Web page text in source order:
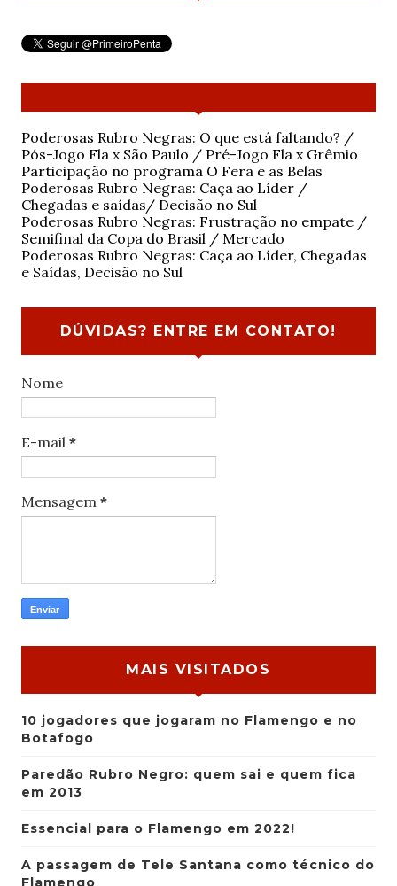
Poderosas Rubro Negras: O que está faltando? /
Pós-Jogo Fla x São Paulo / Pré-Jogo Fla x Grêmio
Participação no programa O Fera e as Belas
Poderosas Rubro Negras: Caça ao Líder /
Chegadas e saídas/ Decisão no Sul
Poderosas Rubro Negras: Frustração no empate /
Semifinal da Copa do Brasil / Mercado
Poderosas Rubro Negras: Caça ao Líder, Chegadas
e Saídas, Decisão no Sul
DÚVIDAS? ENTRE EM CONTATO!
Nome
E-mail *
Mensagem *
MAIS VISITADOS
10 jogadores que jogaram no Flamengo e no
Botafogo
Paredão Rubro Negro: quem sai e quem fica
em 2013
Essencial para o Flamengo em 2022!
A passagem de Tele Santana como técnico do
Flamengo